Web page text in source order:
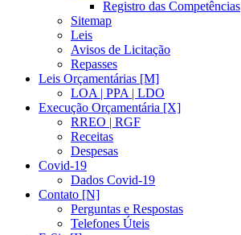
Registro das Competências
Sitemap
Leis
Avisos de Licitação
Repasses
Leis Orçamentárias [M]
LOA | PPA | LDO
Execução Orçamentária [X]
RREO | RGF
Receitas
Despesas
Covid-19
Dados Covid-19
Contato [N]
Perguntas e Respostas
Telefones Úteis